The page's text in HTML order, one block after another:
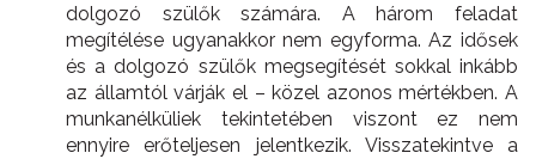
dolgozó szülők számára. A három feladat
megítélése ugyanakkor nem egyforma. Az idősek
és a dolgozó szülők megsegítését sokkal inkább
az államtól várják el – közel azonos mértékben. A
munkanélküliek tekintetében viszont ez nem
ennyire erőteljesen jelentkezik. Visszatekintve a